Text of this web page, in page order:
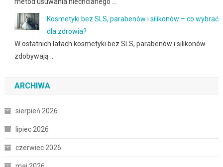
metod usuwania niechcianego …
Kosmetyki bez SLS, parabenów i silikonów – co wybrać
dla zdrowia?
W ostatnich latach kosmetyki bez SLS, parabenów i silikonów
zdobywają …
ARCHIWA
sierpień 2026
lipiec 2026
czerwiec 2026